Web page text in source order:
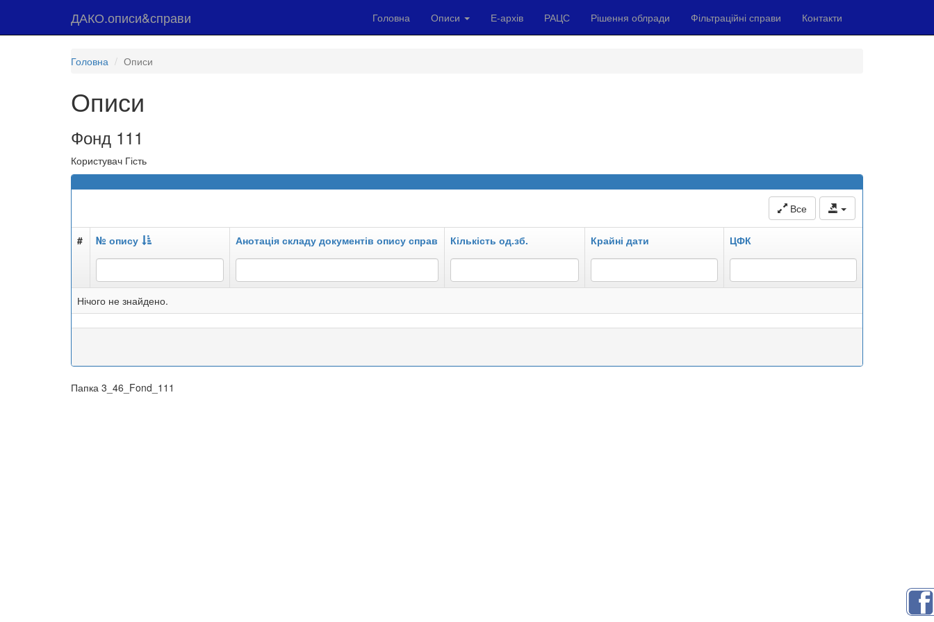
ДАКО.описи&справи Головна Описи Е-архів РАЦС Рішення облради Фільтраційні справи Контакти
Головна Описи
Описи
Фонд 111
Користувач Гість
Все
# № опису Анотація складу документів опису справ Кількість од.зб. Крайні дати ЦФК
Нічого не знайдено.
Папка 3_46_Fond_111